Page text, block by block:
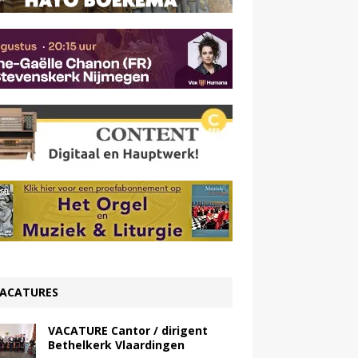
VACATURE Cantor / dirigent
Bethelkerk Vlaardingen